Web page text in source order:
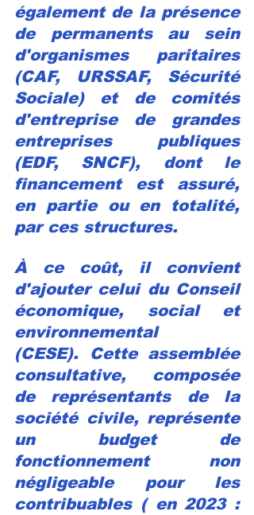
également de la présence
de permanents au sein
d'organismes paritaires
(CAF, URSSAF, Sécurité
Sociale) et de comités
d'entreprise de grandes
entreprises publiques
(EDF, SNCF), dont le
financement est assuré,
en partie ou en totalité,
par ces structures.
À ce coût, il convient
d'ajouter celui du Conseil
économique, social et
environnemental
(CESE). Cette assemblée
consultative, composée
de représentants de la
société civile, représente
un budget de
fonctionnement non
négligeable pour les
contribuables ( en 2023 :